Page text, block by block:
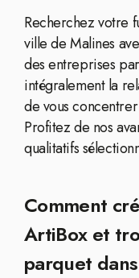
Recherchez votre
ville de Malines
des entreprises
intégralement la
de vous
Profitez de nos
qualitatifs
Comment
ArtiBox et
parquet